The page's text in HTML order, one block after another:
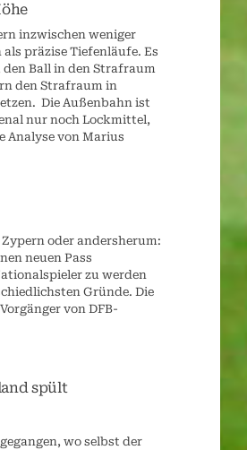
inzwischen weniger
als präzise Tiefenläufe. Es
Ball in den Strafraum
den Strafraum in
Die Außenbahn ist
nur noch Lockmittel,
Analyse von Marius
oder andersherum:
neuen Pass
zu werden
Gründe. Die
von DFB-
spült
wo selbst der